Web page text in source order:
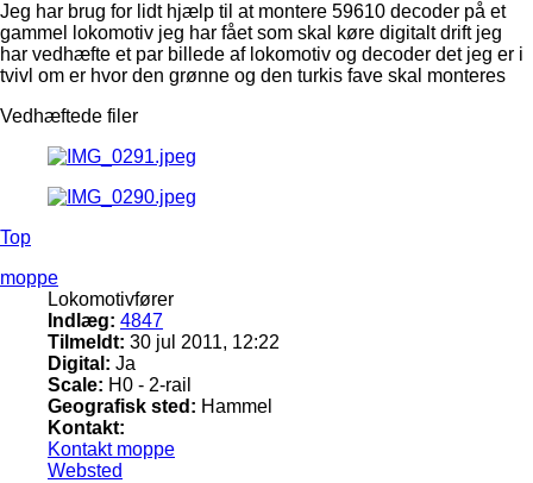
Jeg har brug for lidt hjælp til at montere 59610 decoder på et
gammel lokomotiv jeg har fået som skal køre digitalt drift jeg
har vedhæfte et par billede af lokomotiv og decoder det jeg er i
tvivl om er hvor den grønne og den turkis fave skal monteres
Vedhæftede filer
Top
moppe
Lokomotivfører
Indlæg: 4847
Tilmeldt: 30 jul 2011, 12:22
Digital: Ja
Scale: H0 - 2-rail
Geografisk sted: Hammel
Kontakt:
Kontakt moppe
Websted